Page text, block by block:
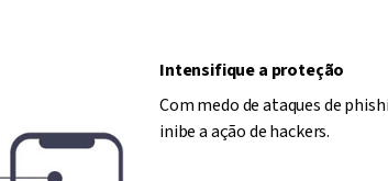
Intensifique a proteção
Com medo de ataques de
inibe a ação de hackers.